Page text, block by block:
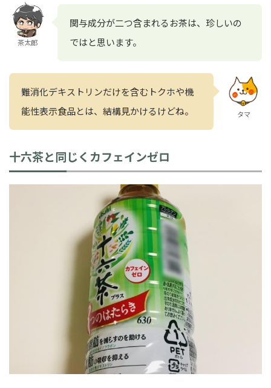
茶太郎
関与成分が二つ含まれるお茶は、珍しいの
ではと思います。
難消化デキストリンだけを含むトクホや機
能性表示食品とは、結構見かけるけどね。
タマ
十六茶と同じくカフェインゼロ